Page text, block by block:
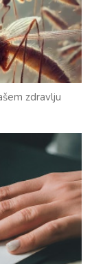
zdravlju